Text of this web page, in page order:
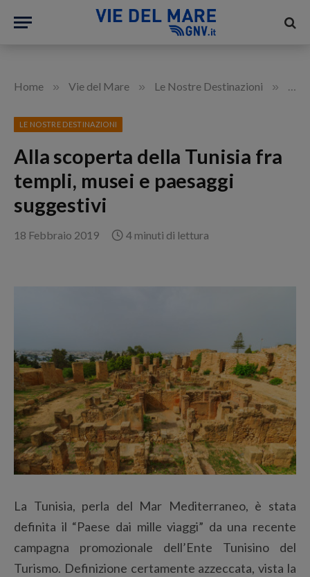
Home » Vie del Mare » Le Nostre Destinazioni » Alla
LE NOSTRE DESTINAZIONI
Alla scoperta della Tunisia fra
templi, musei e paesaggi
suggestivi
18 Febbraio 2019 4 minuti di lettura
La Tunisia, perla del Mar Mediterraneo, è stata
definita il “Paese dai mille viaggi” da una recente
campagna promozionale dell’Ente Tunisino del
Turismo. Definizione certamente azzeccata, vista la